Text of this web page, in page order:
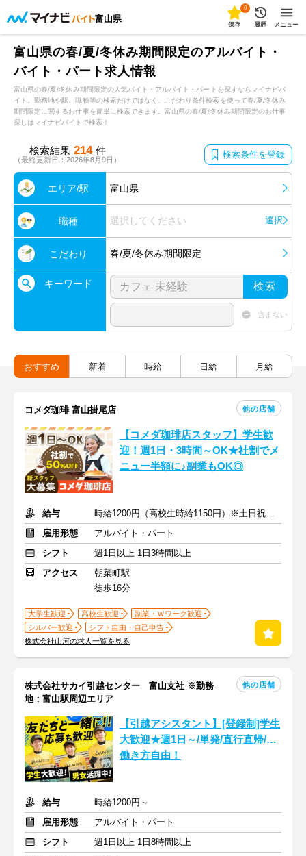
富山県
0
保存 履歴 メニュー
富山県の春/夏/冬休み期間限定のアルバイト・
バイト・パート求人情報
富山県の春/夏/冬休み期間限定の人気バイト・アルバイト・パートを探すならマイナビバ
イト。勤務地や駅、職種等の検索だけではなく、こだわり条件検索を使って春/夏/冬休み
期間限定に関するお仕事を簡単に検索できます。富山県の春/夏/冬休み期間限定のお仕事
探しはマイナビバイトで検索！
検索結果 214 件
（最終更新日：2026年8月9日） 検索条件を登録
エリア/駅 富山県
職種 選択してください 選択
こだわり 春/夏/冬休み期間限定
キーワード 検索
含まない
おすすめ 新着 時給 日給 月給
コメダ珈琲 富山掛尾店 他の店舗
【コメダ珈琲店スタッフ】学生歓
迎！週1日・3時間～OK★社割でメ
ニュー半額に♪副業もOK◎
給与
時給1200円（高校生時給1150円）※土日祝は時給＋50円
雇用形態
アルバイト・パート
シフト
週1日以上 1日3時間以上
アクセス
朝菜町駅
徒歩16分
大学生歓迎 高校生歓迎
副業・Ｗワーク歓迎
シルバー歓迎
シフト自由・自己申告
株式会社山河の求人一覧を見る
株式会社サカイ引越センター 富山支社 ※勤務
地：富山駅周辺エリア
他の店舗
【引越アシスタント】[登録制]学生
大歓迎★週1日～/単発/直行直帰/…
働き方自由！
給与
時給1200円～
雇用形態
アルバイト・パート
シフト
週1日以上 1日8時間以上